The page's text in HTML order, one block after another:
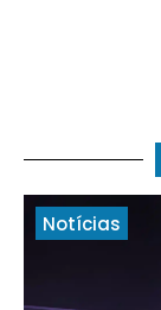
Notícias